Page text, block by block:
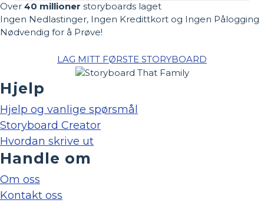
Over 40 millioner storyboards laget
Ingen Nedlastinger, Ingen Kredittkort og Ingen Pålogging
Nødvendig for å Prøve!
LAG MITT FØRSTE STORYBOARD
Hjelp
Hjelp og vanlige spørsmål
Storyboard Creator
Hvordan skrive ut
Handle om
Om oss
Kontakt oss